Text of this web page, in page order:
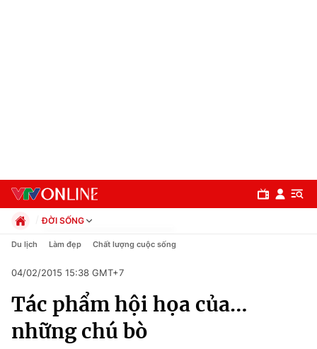
Chuyên mục
Chính trị
ĐỜI SỐNG
Chính trị
Pháp luật
Kinh tế
Thể thao
Truyền hình
Du lịch Làm đẹp Chất lượng cuộc sống
04/02/2015 15:38 GMT+7
Tác phẩm hội họa của…
những chú bò